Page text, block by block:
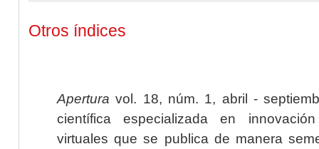
Otros índices
Apertura vol. 18, núm. 1, abril -
científica especializada en
virtuales que se publica de manera